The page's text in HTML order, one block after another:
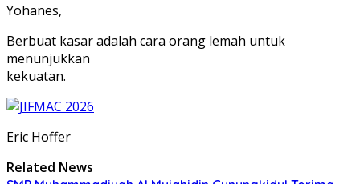
Yohanes,
Berbuat kasar adalah cara orang lemah untuk
menunjukkan
kekuatan.
Eric Hoffer
Related News